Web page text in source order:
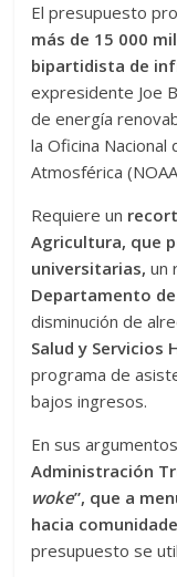
El presupuesto
más de 15 000
bipartidista de
expresidente Joe
de energía
la Oficina Nacional
Atmosférica
Requiere un
Agricultura, que
universitarias, un
Departamento
disminución de
Salud y Servicios
programa de
bajos ingresos.
En sus
Administración
woke”, que a
hacia
presupuesto se